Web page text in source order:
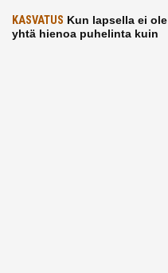
KASVATUS Kun lapsella ei ole
yhtä hienoa puhelinta kuin